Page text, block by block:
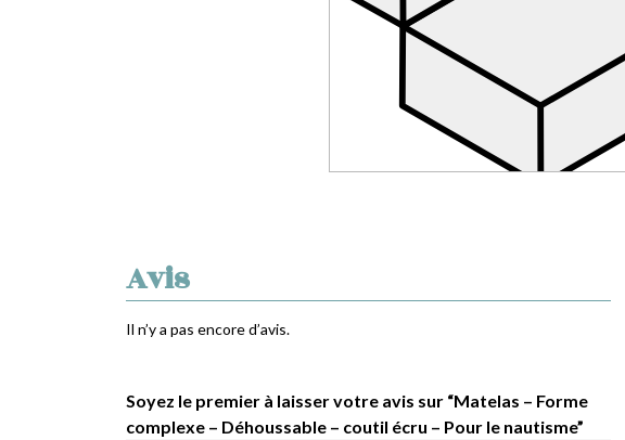
Avis
Il n’y a pas encore d’avis.
Soyez le premier à laisser votre avis sur “Matelas – Forme
complexe – Déhoussable – coutil écru – Pour le nautisme”